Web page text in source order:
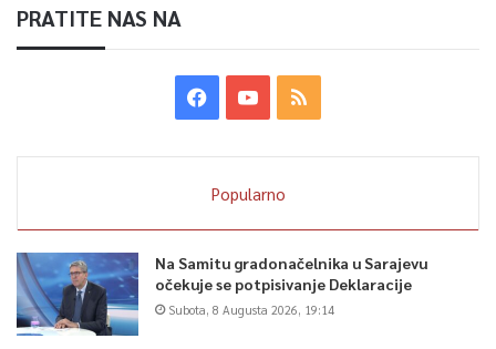
PRATITE NAS NA
Popularno
Na Samitu gradonačelnika u Sarajevu
očekuje se potpisivanje Deklaracije
Subota, 8 Augusta 2026, 19:14